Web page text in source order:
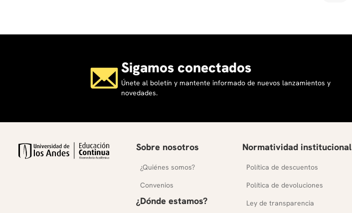
Sigamos conectados
Únete al boletín y mantente informado de nuevos lanzamientos y
novedades.
Sobre nosotros
¿Quiénes somos?
Convenios
¿Dónde estamos?
Normatividad institucional
Política de descuentos
Política de devoluciones
Ley de transparencia